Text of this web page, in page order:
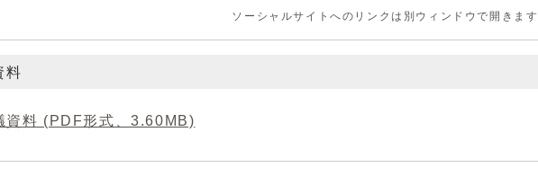
ソーシャルサイトへのリンクは別ウィンドウで開きます
料
資料 (PDF形式、3.60MB)